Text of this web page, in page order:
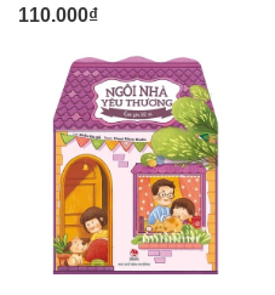
110.000₫